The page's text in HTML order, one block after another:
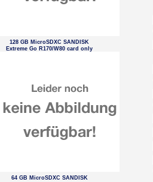
128 GB MicroSDXC SANDISK
Extreme Go R170/W80 card only
64 GB MicroSDXC SANDISK